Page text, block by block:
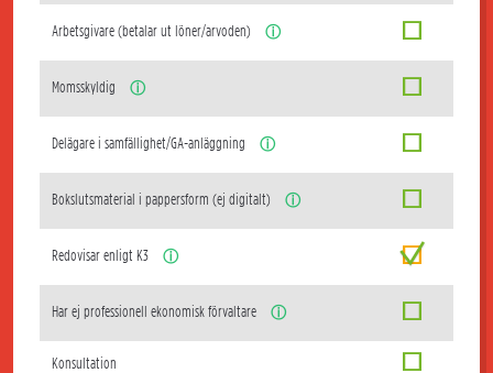
Arbetsgivare (betalar ut löner/arvoden) ⓘ
Momsskyldig ⓘ
Delägare i samfällighet/GA-anläggning ⓘ
Bokslutsmaterial i pappersform (ej digitalt) ⓘ
Redovisar enligt K3 ⓘ
Har ej professionell ekonomisk förvaltare ⓘ
Konsultation